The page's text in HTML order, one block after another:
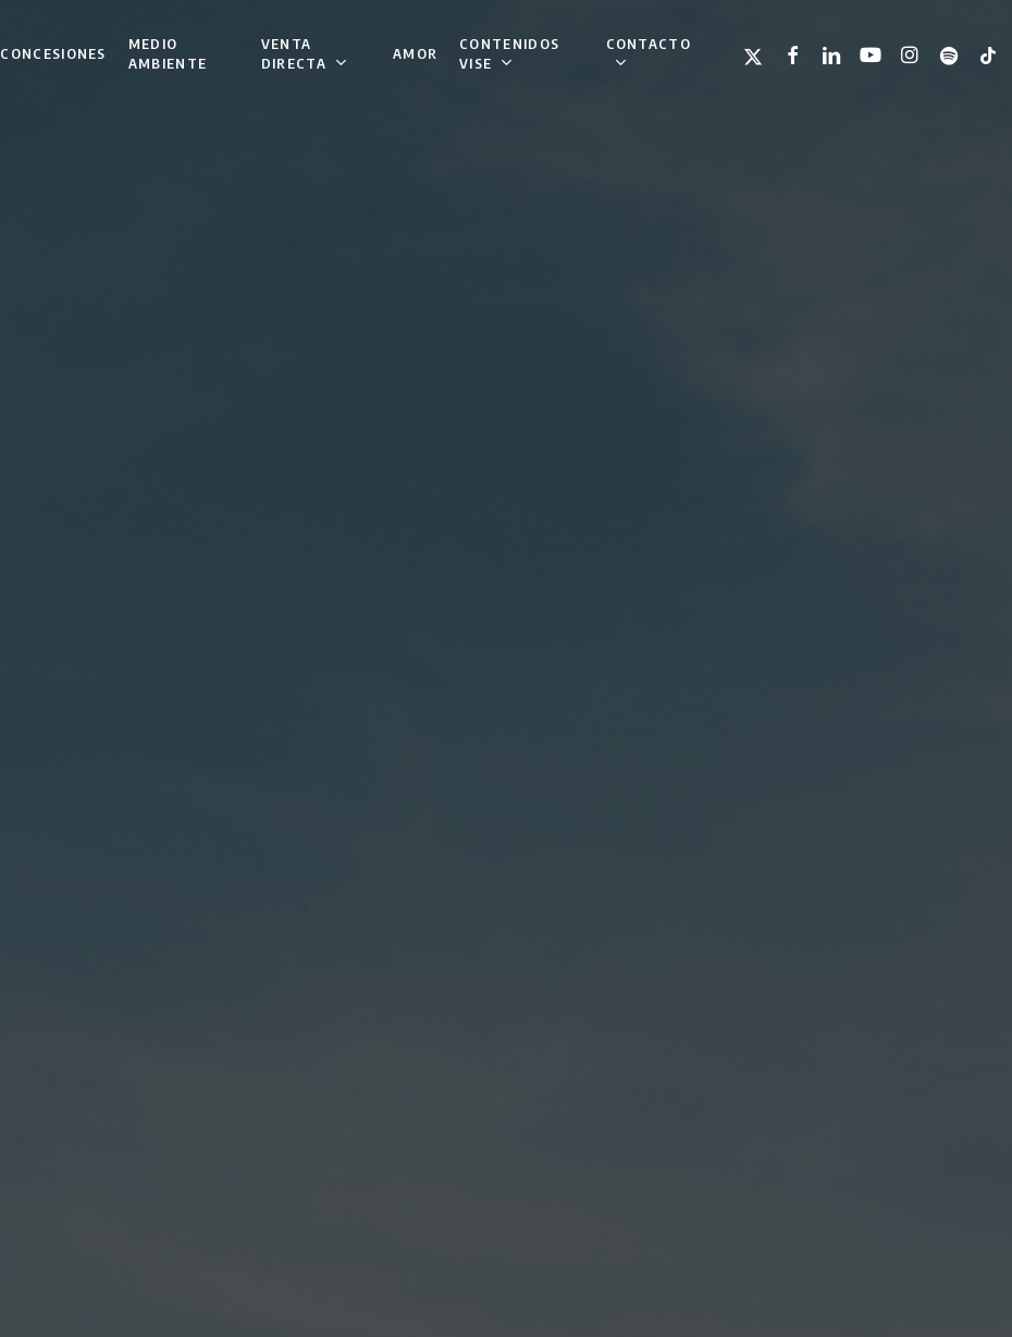
CONCESIONES
MEDIO
AMBIENTE
VENTA
DIRECTA
AMOR
CONTENIDOS
VISE
CONTACTO TWITTERFACEBOOKLINKEDINYOUTUBEINSTAGRAM
SPOTIFY